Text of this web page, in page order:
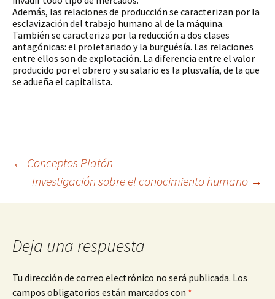
Además, las relaciones de producción se caracterizan por la
esclavización del trabajo humano al de la máquina.
También se caracteriza por la reducción a dos clases
antagónicas: el proletariado y la burguésía. Las relaciones
entre ellos son de explotación. La diferencia entre el valor
producido por el obrero y su salario es la plusvalía, de la que
se adueña el capitalista.
Navegación
de
entradas
← Conceptos Platón
Investigación sobre el conocimiento humano →
Deja una respuesta
Tu dirección de correo electrónico no será publicada. Los
campos obligatorios están marcados con *